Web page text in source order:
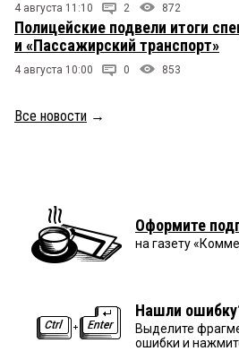
4 августа 11:10 2 872
Полицейские подвели итоги
и «Пассажирский транспорт»
4 августа 10:00 0 853
Все новости →
Оформите
на газету
Нашли
Выделите
ошибки и